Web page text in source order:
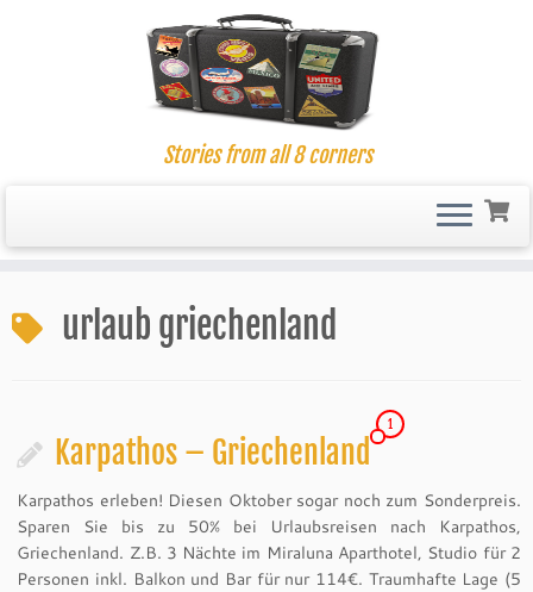
to
content
Stories from all 8 corners
urlaub griechenland
Karpathos – Griechenland
1
Karpathos erleben! Diesen Oktober sogar noch zum Sonderpreis.
Sparen Sie bis zu 50% bei Urlaubsreisen nach Karpathos,
Griechenland. Z.B. 3 Nächte im Miraluna Aparthotel, Studio für 2
Personen inkl. Balkon und Bar für nur 114€. Traumhafte Lage (5